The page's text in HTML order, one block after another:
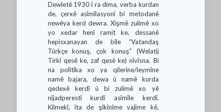
Dewletê 1930 î ra dima, verba kurdan
de, çerxê asîmîlasyonî bi metodanê
newêya kerd dewra. Xişmê zulimê xo
yo xedar henî ramit ke, dessanê
hepisxanayan de bîle “Vatandaş
Tûrkçe konuş, çok konuş” (Welatij
Tirkî qesê ke, zaf qesê ke) nîvîsna. Bi
na polîtîka xo ya qilerine/leymîne
namê bajara, dewa û namê kurda
qedexê kerdî û bi zulimê xo yê
nîjadperestî kurdî asîmîle kerdî.
Kilmekî, îta de şîkînîme vajîme kê,